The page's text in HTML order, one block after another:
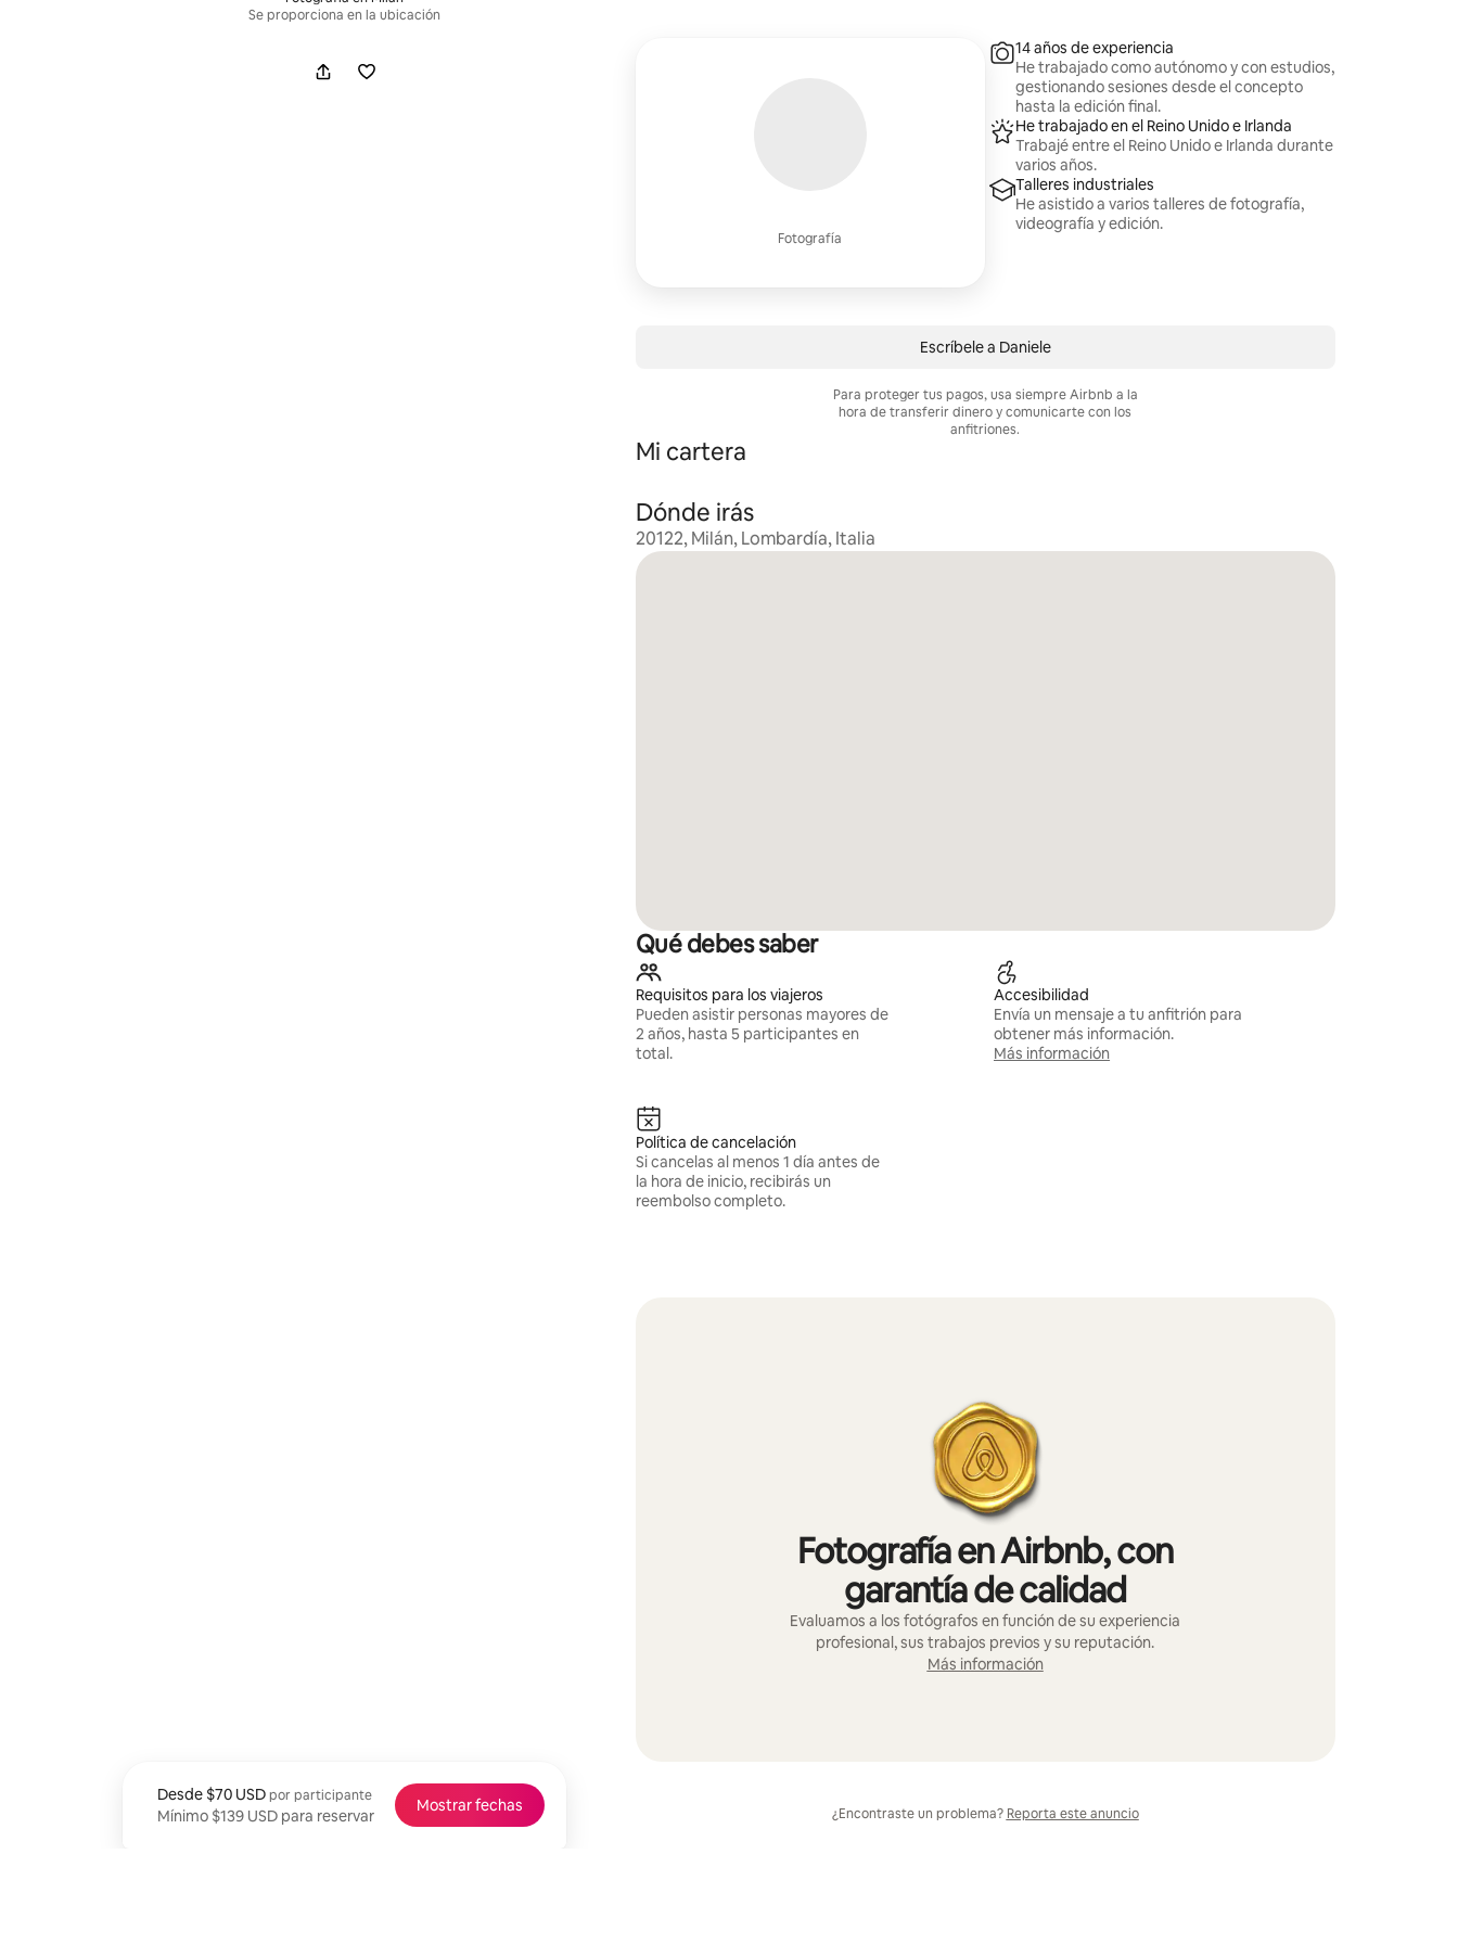
Se proporciona en la ubicación
Desde $70 USD por participante
Desde $70 USD por participante
Mínimo $139 USD para reservar
Mostrar fechas
Fotografía
14 años de experiencia
He trabajado como autónomo y con estudios,
gestionando sesiones desde el concepto
hasta la edición final.
He trabajado en el Reino Unido e Irlanda
Trabajé entre el Reino Unido e Irlanda durante
varios años.
Talleres industriales
He asistido a varios talleres de fotografía,
videografía y edición.
Escríbele a Daniele
Para proteger tus pagos, usa siempre Airbnb a la
hora de transferir dinero y comunicarte con los
anfitriones.
Mi cartera
Dónde irás
20122, Milán, Lombardía, Italia
Qué debes saber
Requisitos para los viajeros
Pueden asistir personas mayores de
2 años, hasta 5 participantes en
total.
Accesibilidad
Envía un mensaje a tu anfitrión para
obtener más información.
Más información
Política de cancelación
Si cancelas al menos 1 día antes de
la hora de inicio, recibirás un
reembolso completo.
Fotografía en Airbnb, con
garantía de calidad
Evaluamos a los fotógrafos en función de su experiencia
profesional, sus trabajos previos y su reputación.
Más información
¿Encontraste un problema? Reporta este anuncio